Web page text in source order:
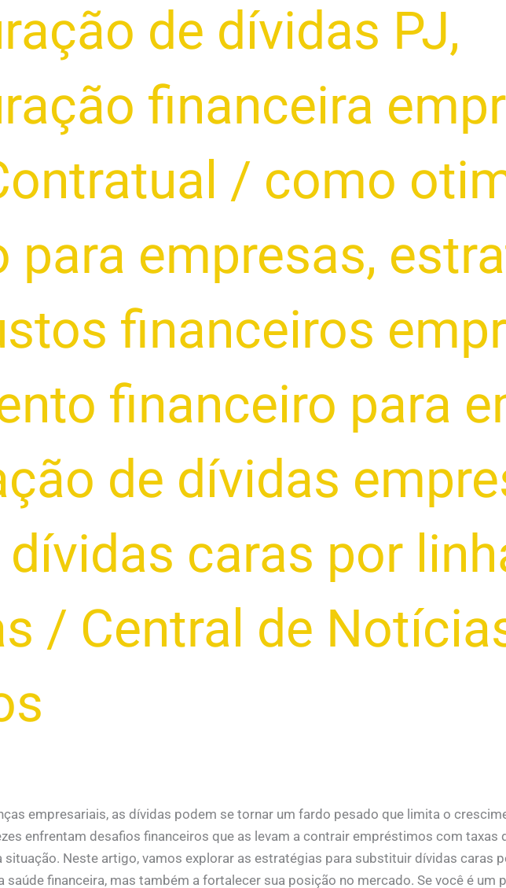
de dívidas PJ,
financeira
/ como
para empresas,
financeiros
financeiro para
de dívidas
caras por
/ Central de
empresariais, as dívidas podem se tornar um fardo pesado que limita o
enfrentam desafios financeiros que as levam a contrair empréstimos com taxas
situação. Neste artigo, vamos explorar as estratégias para substituir dívidas caras
saúde financeira, mas também a fortalecer sua posição no mercado. Se você é um